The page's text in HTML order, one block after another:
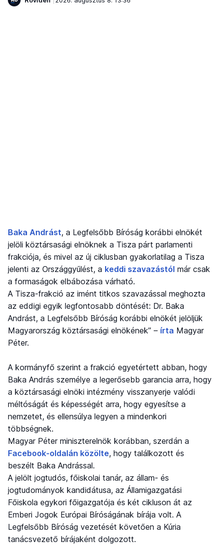
Baka Andrást, a Legfelsőbb Bíróság korábbi elnökét
jelöli köztársasági elnöknek a Tisza párt parlamenti
frakciója, és mivel az új ciklusban gyakorlatilag a Tisza
jelenti az Országgyűlést, a keddi szavazástól már csak
a formaságok elbábozása várható.
A Tisza-frakció az imént titkos szavazással meghozta
az eddigi egyik legfontosabb döntését: Dr. Baka
Andrást, a Legfelsőbb Bíróság korábbi elnökét jelöljük
Magyarország köztársasági elnökének” – írta Magyar
Péter.
A kormányfő szerint a frakció egyetértett abban, hogy
Baka András személye a legerősebb garancia arra, hogy
a köztársasági elnöki intézmény visszanyerje valódi
méltóságát és képességét arra, hogy egyesítse a
nemzetet, és ellensúlya legyen a mindenkori
többségnek.
Magyar Péter miniszterelnök korábban, szerdán a
Facebook-oldalán közölte, hogy találkozott és
beszélt Baka Andrással.
A jelölt jogtudós, főiskolai tanár, az állam- és
jogtudományok kandidátusa, az Államigazgatási
Főiskola egykori főigazgatója és két cikluson át az
Emberi Jogok Európai Bíróságának bírája volt. A
Legfelsőbb Bíróság vezetését követően a Kúria
tanácsvezető bírájaként dolgozott.